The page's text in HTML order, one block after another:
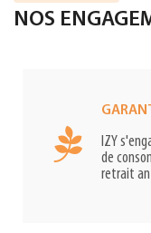
NOS
IZY
de
retrait